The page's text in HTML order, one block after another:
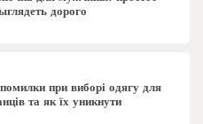
дорого
при виборі одягу для
та як їх уникнути